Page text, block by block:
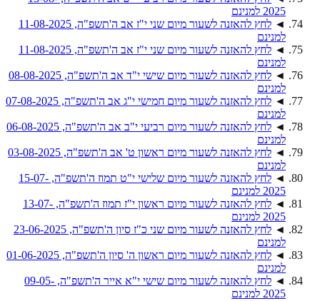
2025 למנינם
◄
לחץ להאזנה לשעור מיום שני י"ז אב ה'תשפ"ה, 11-08-2025
למנינם
◄
לחץ להאזנה לשעור מיום שני י"ז אב ה'תשפ"ה, 11-08-2025
למנינם
◄
לחץ להאזנה לשעור מיום שישי י"ד אב ה'תשפ"ה, 08-08-2025
למנינם
◄
לחץ להאזנה לשעור מיום חמישי י"ג אב ה'תשפ"ה, 07-08-2025
למנינם
◄
לחץ להאזנה לשעור מיום רביעי י"ב אב ה'תשפ"ה, 06-08-2025
למנינם
◄
לחץ להאזנה לשעור מיום ראשון ט' אב ה'תשפ"ה, 03-08-2025
למנינם
◄
לחץ להאזנה לשעור מיום שלישי י"ט תמוז ה'תשפ"ה, 15-07-
2025 למנינם
◄
לחץ להאזנה לשעור מיום ראשון י"ז תמוז ה'תשפ"ה, 13-07-
2025 למנינם
◄
לחץ להאזנה לשעור מיום שני כ"ז סיון ה'תשפ"ה, 23-06-2025
למנינם
◄
לחץ להאזנה לשעור מיום ראשון ה' סיון ה'תשפ"ה, 01-06-2025
למנינם
◄
לחץ להאזנה לשעור מיום שישי י"א אייר ה'תשפ"ה, 09-05-
2025 למנינם